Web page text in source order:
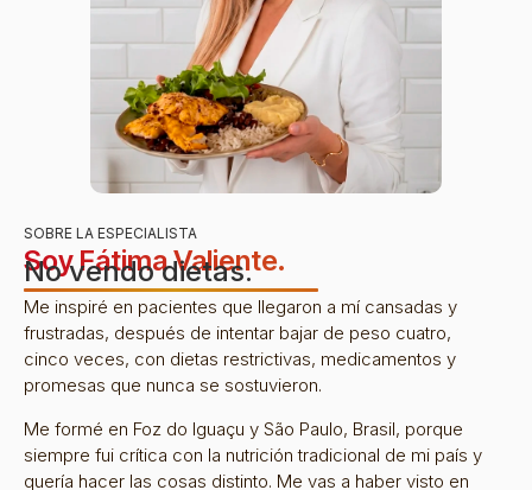
Me inspiré en pacientes que llegaron a mí cansadas y
frustradas, después de intentar bajar de peso cuatro,
cinco veces, con dietas restrictivas, medicamentos y
promesas que nunca se sostuvieron.
Me formé en Foz do Iguaçu y São Paulo, Brasil, porque
siempre fui crítica con la nutrición tradicional de mi país y
quería hacer las cosas distinto. Me vas a haber visto en
SOBRE LA ESPECIALISTA
Soy Fátima Valiente.
No vendo dietas.